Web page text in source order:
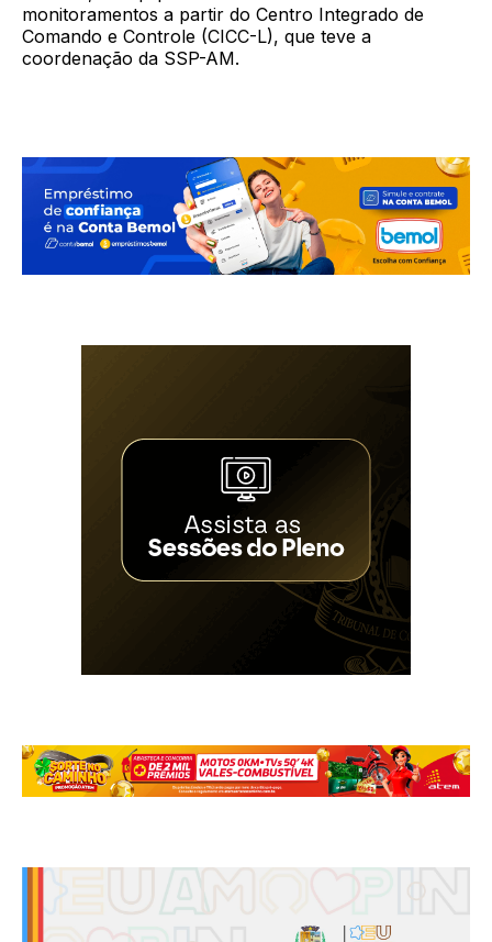
monitoramentos a partir do Centro Integrado de
Comando e Controle (CICC-L), que teve a
coordenação da SSP-AM.